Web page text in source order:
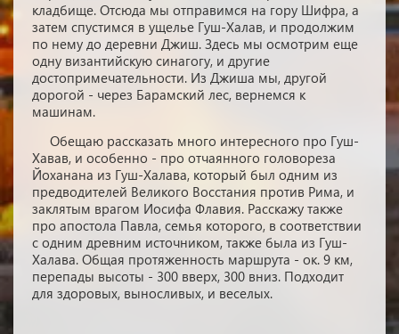
кладбище. Отсюда мы отправимся на гору Шифра, а
затем спустимся в ущелье Гуш-Халав, и продолжим
по нему до деревни Джиш. Здесь мы осмотрим еще
одну византийскую синагогу, и другие
достопримечательности. Из Джиша мы, другой
дорогой - через Барамский лес, вернемся к
машинам.
Обещаю рассказать много интересного про Гуш-
Хавав, и особенно - про отчаянного головореза
Йоханана из Гуш-Халава, который был одним из
предводителей Великого Восстания против Рима, и
заклятым врагом Иосифа Флавия. Расскажу также
про апостола Павла, семья которого, в соответствии
с одним древним источником, также была из Гуш-
Халава. Общая протяженность маршрута - ок. 9 км,
перепады высоты - 300 вверх, 300 вниз. Подходит
для здоровых, выносливых, и веселых.